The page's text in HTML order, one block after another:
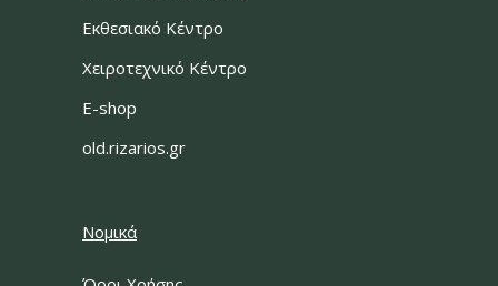
Εκθεσιακό Κέντρο
Χειροτεχνικό Κέντρο
E-shop
old.rizarios.gr
Νομικά